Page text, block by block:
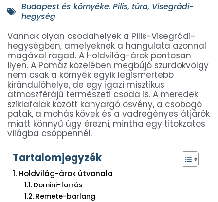
Budapest és környéke, Pilis, túra, Visegrádi-
hegység
Vannak olyan csodahelyek a Pilis-Visegrádi-
hegységben, amelyeknek a hangulata azonnal
magával ragad. A Holdvilág-árok pontosan
ilyen. A Pomáz közelében megbújó szurdokvölgy
nem csak a környék egyik legismertebb
kirándulóhelye, de egy igazi misztikus
atmoszférájú természeti csoda is. A meredek
sziklafalak között kanyargó ösvény, a csobogó
patak, a mohás kövek és a vadregényes átjárók
miatt könnyű úgy érezni, mintha egy titokzatos
világba csöppennél.
Tartalomjegyzék
Holdvilág-árok útvonala
Domini-forrás
Remete-barlang